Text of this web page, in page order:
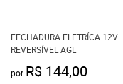
FECHADURA ELETRÍCA 12V
REVERSÍVEL AGL
por R$ 144,00